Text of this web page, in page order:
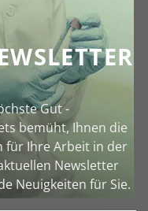
Gut -
bemüht, Ihnen die
für Ihre Arbeit in der
Newsletter
Neuigkeiten für Sie.